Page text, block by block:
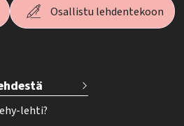
Osallistu lehdentekoon
lehti?